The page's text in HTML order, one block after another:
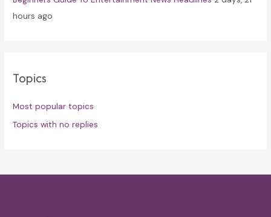
hours ago
Topics
Most popular topics
Topics with no replies